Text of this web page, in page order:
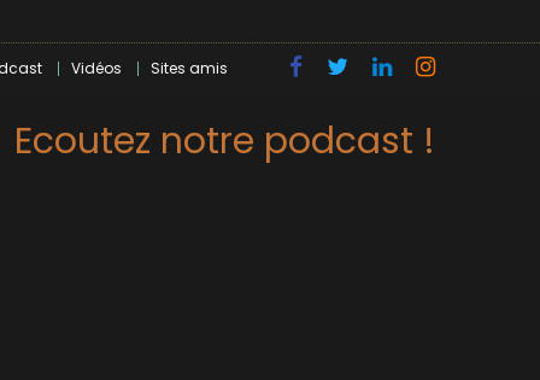
Vidéos Sites amis
Ecoutez notre podcast !